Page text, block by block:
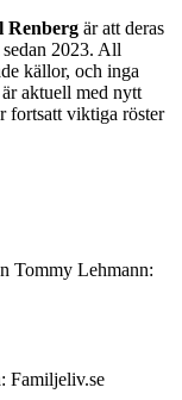
Renberg är att deras
2023. All
källor, och inga
aktuell med nytt
fortsatt viktiga röster
Tommy Lehmann:
Familjeliv.se